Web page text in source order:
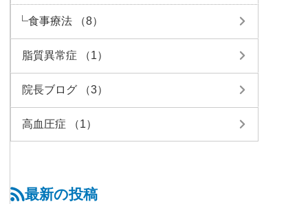
食事療法 （8）
脂質異常症 （1）
院長ブログ （3）
高血圧症 （1）
最新の投稿